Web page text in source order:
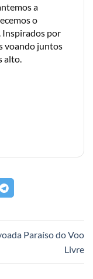
a
o
Inspirados por
voando juntos
alto.
Paraíso do Voo
Livre